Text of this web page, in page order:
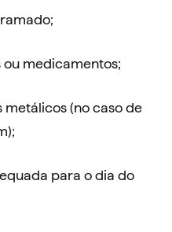
medicamentos;
(no caso de
para o dia do